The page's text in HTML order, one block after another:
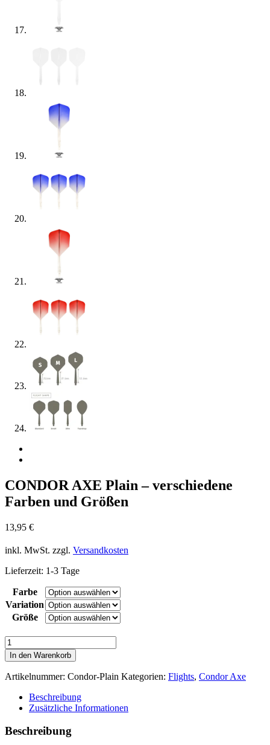
CONDOR AXE Plain – verschiedene
Farben und Größen
13,95 €
inkl. MwSt. zzgl. Versandkosten
Lieferzeit: 1-3 Tage
Farbe
Variation
Größe
CONDOR
AXE
Plain
-
Farben
Menge
In den Warenkorb
Artikelnummer: Condor-Plain Kategorien: Flights, Condor Axe
Beschreibung
Zusätzliche Informationen
Beschreibung